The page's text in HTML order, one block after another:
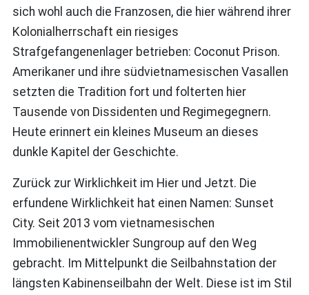
sich wohl auch die Franzosen, die hier während ihrer
Kolonialherrschaft ein riesiges
Strafgefangenenlager betrieben: Coconut Prison.
Amerikaner und ihre südvietnamesischen Vasallen
setzten die Tradition fort und folterten hier
Tausende von Dissidenten und Regimegegnern.
Heute erinnert ein kleines Museum an dieses
dunkle Kapitel der Geschichte.
Zurück zur Wirklichkeit im Hier und Jetzt. Die
erfundene Wirklichkeit hat einen Namen: Sunset
City. Seit 2013 vom vietnamesischen
Immobilienentwickler Sungroup auf den Weg
gebracht. Im Mittelpunkt die Seilbahnstation der
längsten Kabinenseilbahn der Welt. Diese ist im Stil